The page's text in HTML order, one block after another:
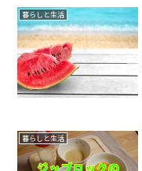
暮らしと生活
暮らしと生活